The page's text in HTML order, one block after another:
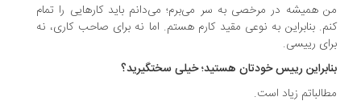
همیشه در مرخصی به سر می‌برم؛ می‌دانم باید کارهایی را تمام
بنابراین به نوعی مقید کارم هستم. اما نه برای صاحب کاری، نه
رییسی.
رییس خودتان هستید؛ خیلی سختگیرید؟
زیاد است.